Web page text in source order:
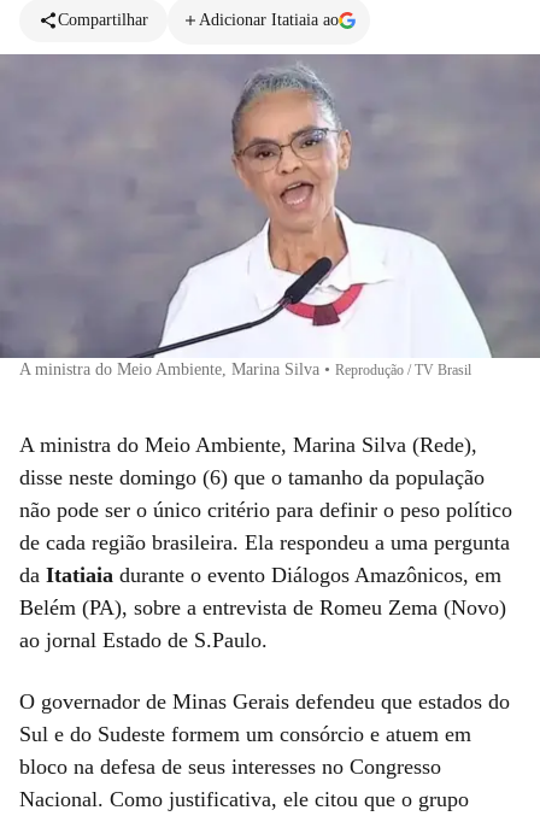
Compartilhar
Adicionar Itatiaia ao
A ministra do Meio Ambiente, Marina Silva • Reprodução / TV Brasil
A ministra do Meio Ambiente, Marina Silva (Rede),
disse neste domingo (6) que o tamanho da população
não pode ser o único critério para definir o peso político
de cada região brasileira. Ela respondeu a uma pergunta
da Itatiaia durante o evento Diálogos Amazônicos, em
Belém (PA), sobre a entrevista de Romeu Zema (Novo)
ao jornal Estado de S.Paulo.
O governador de Minas Gerais defendeu que estados do
Sul e do Sudeste formem um consórcio e atuem em
bloco na defesa de seus interesses no Congresso
Nacional. Como justificativa, ele citou que o grupo